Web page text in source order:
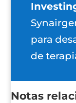
para
de
Notas